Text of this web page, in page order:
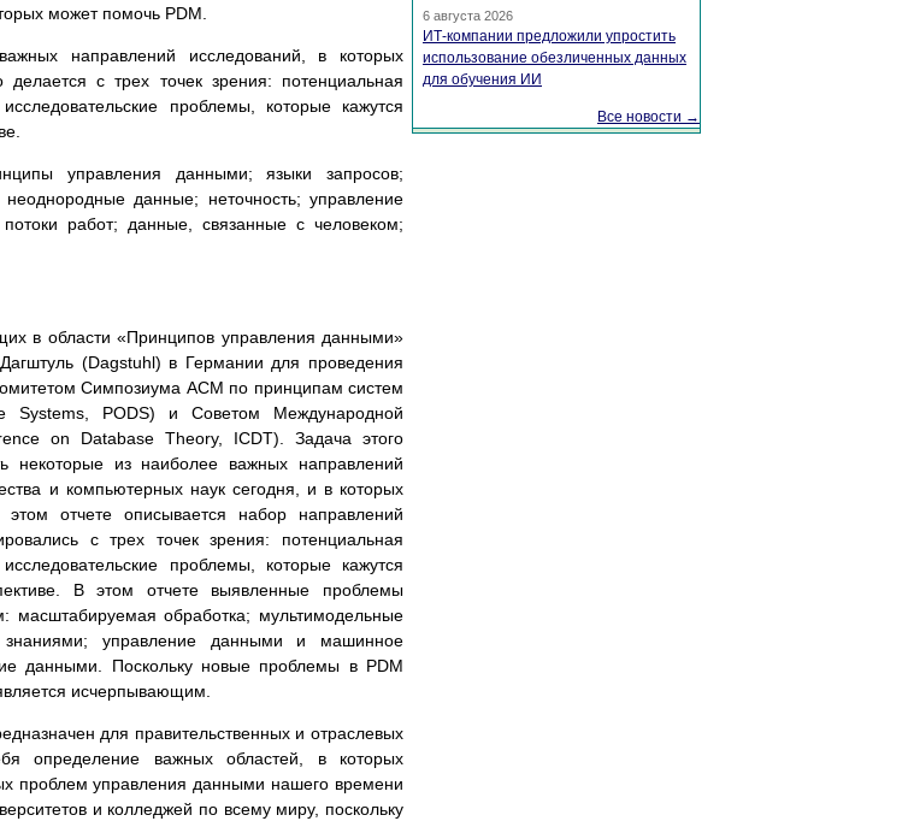
может помочь PDM.
направлений исследований, в которых
с трех точек зрения: потенциальная
проблемы, которые кажутся
управления данными; языки запросов;
данные; неточность; управление
работ; данные, связанные с человеком;
в области «Принципов управления данными»
(Dagstuhl) в Германии для проведения
Симпозиума ACM по принципам систем
PODS) и Советом Международной
on Database Theory, ICDT). Задача этого
некоторые из наиболее важных направлений
и компьютерных наук сегодня, и в которых
отчете описывается набор направлений
с трех точек зрения: потенциальная
проблемы, которые кажутся
В этом отчете выявленные проблемы
масштабируемая обработка; мультимодельные
управление данными и машинное
данными. Поскольку новые проблемы в PDM
исчерпывающим.
для правительственных и отраслевых
определение важных областей, в которых
проблем управления данными нашего времени
и колледжей по всему миру, поскольку
6 августа 2026
ИТ-компании предложили упростить
использование обезличенных данных
для обучения ИИ
Все новости →